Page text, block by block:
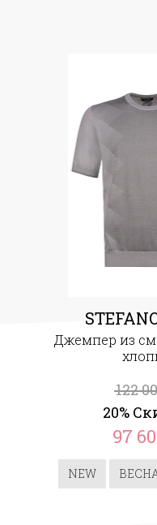
Джемпер из
122
20%
97
NEW